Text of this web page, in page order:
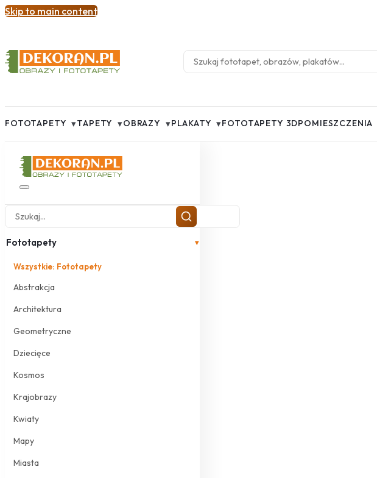
Skip to main content
FOTOTAPETY ▾TAPETY ▾OBRAZY ▾PLAKATY ▾FOTOTAPETY 3DPOMIESZCZENIA
Fototapety ▾
Wszystkie: Fototapety
Abstrakcja
Architektura
Geometryczne
Dziecięce
Kosmos
Krajobrazy
Kwiaty
Mapy
Miasta